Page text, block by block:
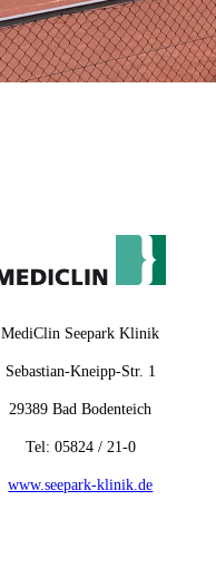
MediClin Seepark Klinik
Sebastian-Kneipp-Str. 1
29389 Bad Bodenteich
Tel: 05824 / 21-0
www.seepark-klinik.de